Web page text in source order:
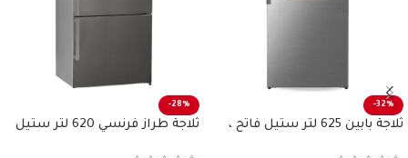
-32%
ثلاجة بابين 625 لتر ستيل فاتح ،
-28%
ثلاجة طراز فرنسي 620 لتر ستيل